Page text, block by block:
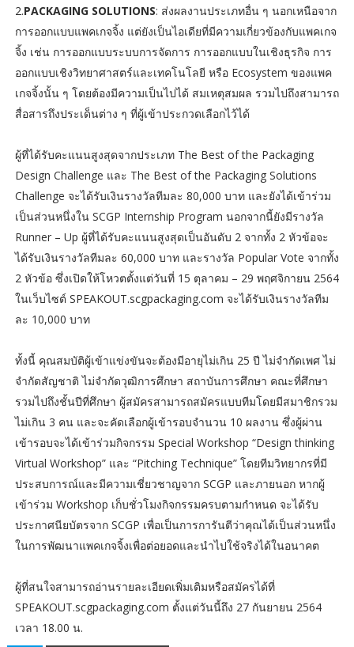
2.PACKAGING SOLUTIONS: ส่งผลงานประเภทอื่น ๆ นอกเหนือจาก
การออกแบบแพคเกจจิ้ง แต่ยังเป็นไอเดียที่มีความเกี่ยวข้องกับแพคเกจ
จิ้ง เช่น การออกแบบระบบการจัดการ การออกแบบในเชิงธุรกิจ การ
ออกแบบเชิงวิทยาศาสตร์และเทคโนโลยี หรือ Ecosystem ของแพค
เกจจิ้งนั้น ๆ โดยต้องมีความเป็นไปได้ สมเหตุสมผล รวมไปถึงสามารถ
สื่อสารถึงประเด็นต่าง ๆ ที่ผู้เข้าประกวดเลือกไว้ได้
ผู้ที่ได้รับคะแนนสูงสุดจากประเภท The Best of the Packaging
Design Challenge และ The Best of the Packaging Solutions
Challenge จะได้รับเงินรางวัลทีมละ 80,000 บาท และยังได้เข้าร่วม
เป็นส่วนหนึ่งใน SCGP Internship Program นอกจากนี้ยังมีรางวัล
Runner – Up ผู้ที่ได้รับคะแนนสูงสุดเป็นอันดับ 2 จากทั้ง 2 หัวข้อจะ
ได้รับเงินรางวัลทีมละ 60,000 บาท และรางวัล Popular Vote จากทั้ง
2 หัวข้อ ซึ่งเปิดให้โหวตตั้งแต่วันที่ 15 ตุลาคม – 29 พฤศจิกายน 2564
ในเว็บไซต์ SPEAKOUT.scgpackaging.com จะได้รับเงินรางวัลทีม
ละ 10,000 บาท
ทั้งนี้ คุณสมบัติผู้เข้าแข่งขันจะต้องมีอายุไม่เกิน 25 ปี ไม่จำกัดเพศ ไม่
จำกัดสัญชาติ ไม่จำกัดวุฒิการศึกษา สถาบันการศึกษา คณะที่ศึกษา
รวมไปถึงชั้นปีที่ศึกษา ผู้สมัครสามารถสมัครแบบทีมโดยมีสมาชิกรวม
ไม่เกิน 3 คน และจะคัดเลือกผู้เข้ารอบจำนวน 10 ผลงาน ซึ่งผู้ผ่าน
เข้ารอบจะได้เข้าร่วมกิจกรรม Special Workshop “Design thinking
Virtual Workshop” และ “Pitching Technique” โดยทีมวิทยากรที่มี
ประสบการณ์และมีความเชี่ยวชาญจาก SCGP และภายนอก หากผู้
เข้าร่วม Workshop เก็บชั่วโมงกิจกรรมครบตามกำหนด จะได้รับ
ประกาศนียบัตรจาก SCGP เพื่อเป็นการการันตีว่าคุณได้เป็นส่วนหนึ่ง
ในการพัฒนาแพคเกจจิ้งเพื่อต่อยอดและนำไปใช้จริงได้ในอนาคต
ผู้ที่สนใจสามารถอ่านรายละเอียดเพิ่มเติมหรือสมัครได้ที่
SPEAKOUT.scgpackaging.com ตั้งแต่วันนี้ถึง 27 กันยายน 2564
เวลา 18.00 น.